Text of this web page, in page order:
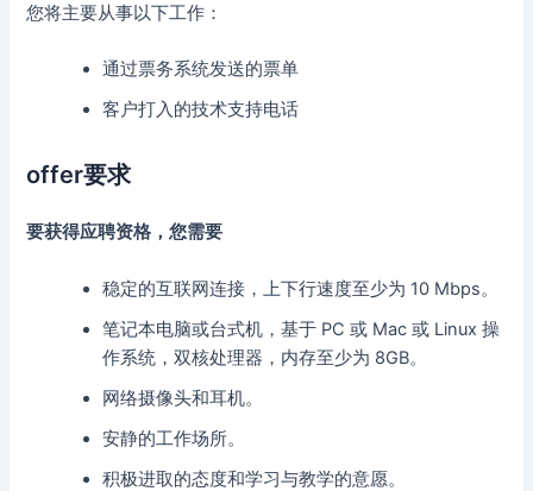
您将主要从事以下工作：
通过票务系统发送的票单
客户打入的技术支持电话
offer要求
要获得应聘资格，您需要
稳定的互联网连接，上下行速度至少为 10 Mbps。
笔记本电脑或台式机，基于 PC 或 Mac 或 Linux 操
作系统，双核处理器，内存至少为 8GB。
网络摄像头和耳机。
安静的工作场所。
积极进取的态度和学习与教学的意愿。